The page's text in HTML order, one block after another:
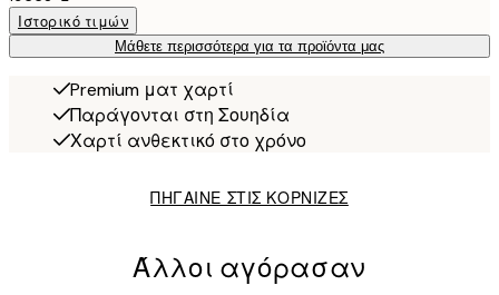
Ιστορικό τιμών
Μάθετε περισσότερα για τα προϊόντα μας
Premium ματ χαρτί
Παράγονται στη Σουηδία
Χαρτί ανθεκτικό στο χρόνο
ΠΗΓΑΙΝΕ ΣΤΙΣ ΚΟΡΝΙΖΕΣ
Άλλοι αγόρασαν